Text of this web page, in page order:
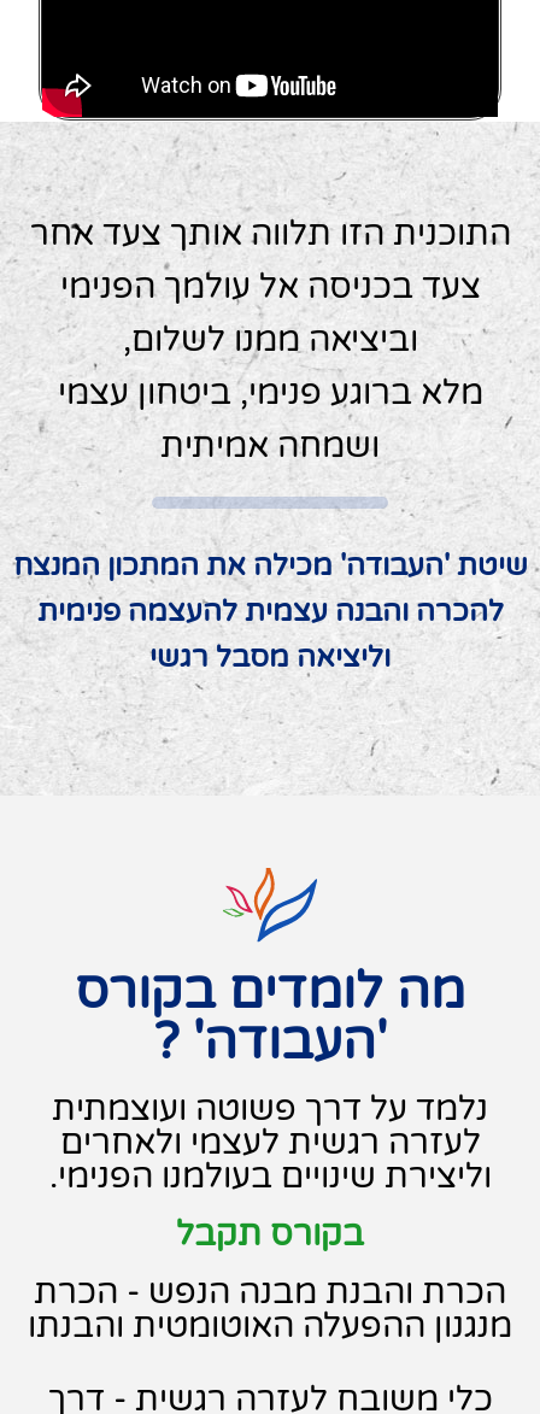
התוכנית הזו תלווה אותך צעד אחר
צעד בכניסה אל עולמך הפנימי
וביציאה ממנו לשלום,
מלא ברוגע פנימי, ביטחון עצמי
ושמחה אמיתית
שיטת 'העבודה' מכילה את המתכון המנצח
להכרה והבנה עצמית להעצמה פנימית
וליציאה מסבל רגשי
מה לומדים בקורס
'העבודה' ?
נלמד על דרך פשוטה ועוצמתית
לעזרה רגשית לעצמי ולאחרים
וליצירת שינויים בעולמנו הפנימי.
בקורס תקבל
הכרת והבנת מבנה הנפש - הכרת
מנגנון ההפעלה האוטומטית והבנתו
כלי משובח לעזרה רגשית - דרך